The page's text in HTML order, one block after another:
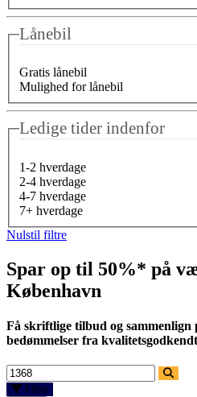
Lånebil
Gratis lånebil
Mulighed for lånebil
Ledige tider indenfor
1-2 hverdage
2-4 hverdage
4-7 hverdage
7+ hverdage
Nulstil filtre
Spar op til 50%* på
København
Få skriftlige tilbud og sammenlign
bedømmelser fra
Filtre